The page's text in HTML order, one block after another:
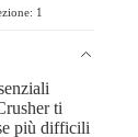
1
ti
più difficili